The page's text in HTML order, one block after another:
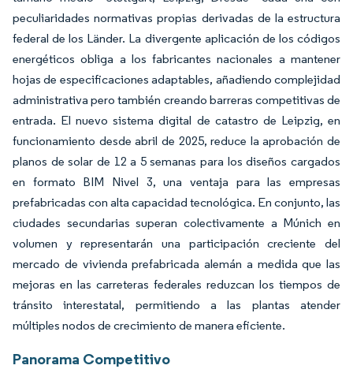
peculiaridades normativas propias derivadas de la estructura
federal de los Länder. La divergente aplicación de los códigos
energéticos obliga a los fabricantes nacionales a mantener
hojas de especificaciones adaptables, añadiendo complejidad
administrativa pero también creando barreras competitivas de
entrada. El nuevo sistema digital de catastro de Leipzig, en
funcionamiento desde abril de 2025, reduce la aprobación de
planos de solar de 12 a 5 semanas para los diseños cargados
en formato BIM Nivel 3, una ventaja para las empresas
prefabricadas con alta capacidad tecnológica. En conjunto, las
ciudades secundarias superan colectivamente a Múnich en
volumen y representarán una participación creciente del
mercado de vivienda prefabricada alemán a medida que las
mejoras en las carreteras federales reduzcan los tiempos de
tránsito interestatal, permitiendo a las plantas atender
múltiples nodos de crecimiento de manera eficiente.
Panorama Competitivo